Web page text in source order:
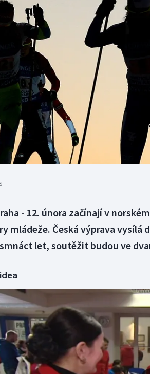
Dostihy
Futsal
Golf
Gymnastika
- 12. února začínají v
mládeže. Česká výprava vysílá
let, soutěžit budou ve